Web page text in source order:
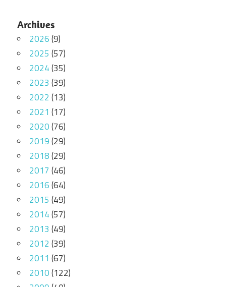
Archives
2026(9)
2025 (57)
2024(35)
2023 (39)
2022 (13)
2021 (17)
2020(76)
2019(29)
2018(29)
2017 (46)
2016(64)
2015 (49)
2014(57)
2013 (49)
2012 (39)
2011 (67)
2010(122)